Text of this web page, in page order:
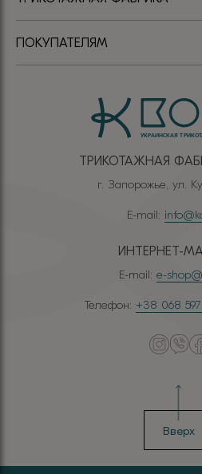
ТРИКОТАЖНАЯ
г. Запорожье, ул.
E-mail:
ИНТЕРНЕТ-
E-mail: e-
Телефон: +38 068
ПОКУПАТЕЛЯМ
Вверх